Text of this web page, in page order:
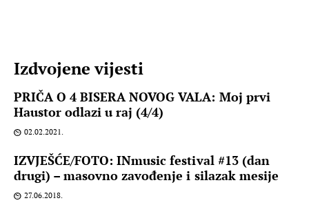
Izdvojene vijesti
PRIČA O 4 BISERA NOVOG VALA: Moj prvi
Haustor odlazi u raj (4/4)
02.02.2021.
IZVJEŠĆE/FOTO: INmusic festival #13 (dan
drugi) – masovno zavođenje i silazak mesije
27.06.2018.